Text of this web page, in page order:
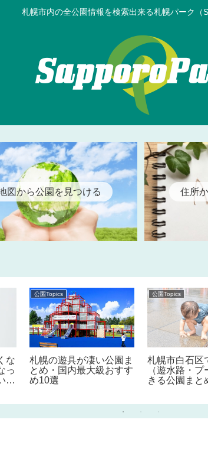
札幌市内の全公園情報を検索出来る札幌パーク（
図から公園を見つける 住所
な
っ
！
公園Topics
札幌の遊具が凄い公園ま
とめ・国内最大級おすす
め10選
公園Topics
札幌市白石区
（遊水路・
きる公園まと